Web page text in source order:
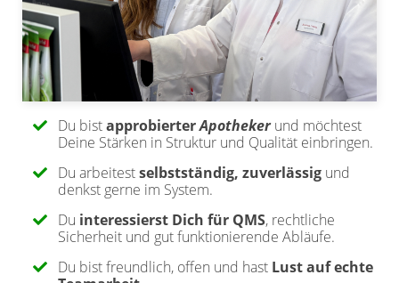
Du bistapprobierterApothekerund möchtest
Deine Stärken in Struktur und Qualität einbringen.
Du arbeitestselbstständig, zuverlässig und
denkst gerne im System.
Du interessierst Dich für QMS, rechtliche
Sicherheit und gut funktionierende Abläufe.
Du bist freundlich, offen und hast Lust auf echte